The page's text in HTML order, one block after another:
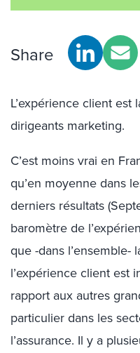
Share
L’expérience client
dirigeants marketing.
C’est moins vrai en
qu’en moyenne dans
derniers résultats
baromètre de
que -dans
l’expérience client est
rapport aux autres
particulier dans les
l’assurance. Il y a